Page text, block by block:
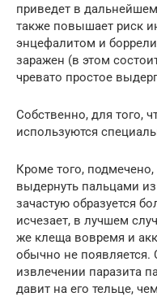
приведет в
также повышает риск
энцефалитом и
заражен (в этом
чревато простое
Собственно, для того,
используются
Кроме того,
выдернуть пальцами
зачастую образуется
исчезает, в лучшем
же клеща вовремя и
обычно не появляется.
извлечении паразита
давит на его тельце,